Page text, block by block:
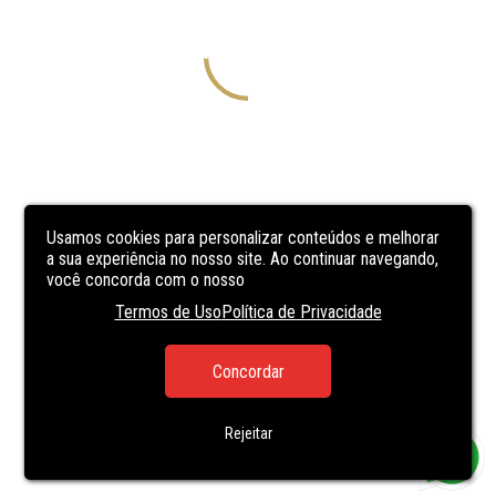
Usamos cookies para personalizar conteúdos e melhorar
a sua experiência no nosso site. Ao continuar navegando,
você concorda com o nosso
Termos de UsoPolítica de Privacidade
Concordar
Rejeitar